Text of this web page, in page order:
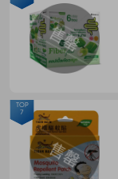
TOP
7